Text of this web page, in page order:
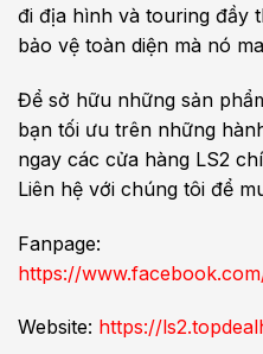
đi địa hình và touring đầy
bảo vệ toàn diện mà nó
Để sở hữu những sản
bạn tối ưu trên những
ngay các cửa hàng LS2
Liên hệ với chúng tôi để
Fanpage:
https://
Website: https://